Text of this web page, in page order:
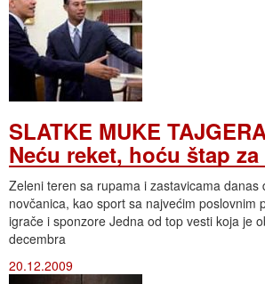
SLATKE MUKE
Neću reket, hoću štap
Zeleni teren sa rupama i zastavicama danas
novčanica, kao sport sa najvećim poslovnim
igrače i sponzore Jedna od top vesti koja je
decembra
20.12.2009